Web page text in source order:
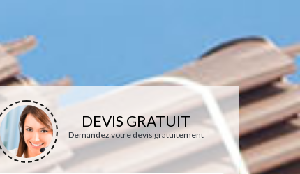
DEVIS GRATUIT
Demandez votre devis gratuitement